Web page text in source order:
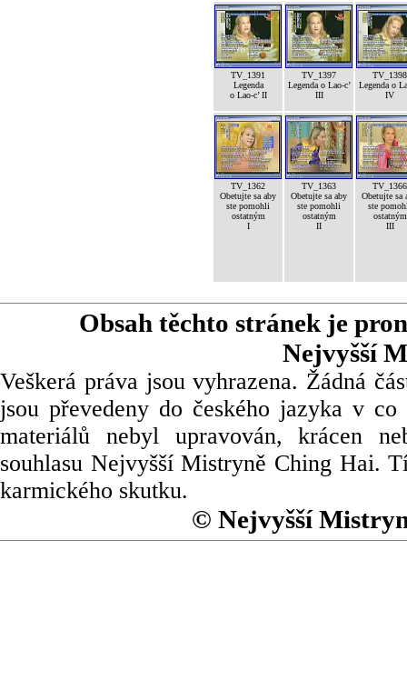
TV_1391
Legenda
o Lao-c’ II
TV_1397
Legenda o Lao-c’
III
TV_1398
Legenda o
IV
TV_1362
Obetujte sa aby
ste pomohli
ostatným
I
TV_1363
Obetujte sa aby
ste pomohli
ostatným
II
TV_1366
Obetujte sa
ste
ostatným
III
Obsah těchto stránek je
Nejvyšší
Veškerá práva jsou vyhrazena. Žádná
jsou převedeny do českého jazyka v
materiálů nebyl upravován, krácen
souhlasu Nejvyšší Mistryně Ching Hai.
karmického skutku.
© Nejvyšší